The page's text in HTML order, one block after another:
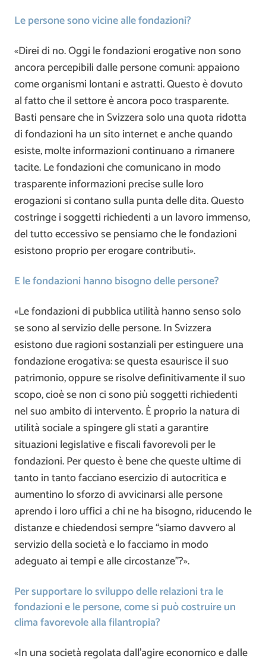
Le persone sono vicine alle fondazioni?
«Direi di no. Oggi le fondazioni erogative non sono
ancora percepibili dalle persone comuni: appaiono
come organismi lontani e astratti. Questo è dovuto
al fatto che il settore è ancora poco trasparente.
Basti pensare che in Svizzera solo una quota ridotta
di fondazioni ha un sito internet e anche quando
esiste, molte informazioni continuano a rimanere
tacite. Le fondazioni che comunicano in modo
trasparente informazioni precise sulle loro
erogazioni si contano sulla punta delle dita. Questo
costringe i soggetti richiedenti a un lavoro immenso,
del tutto eccessivo se pensiamo che le fondazioni
esistono proprio per erogare contributi».
E le fondazioni hanno bisogno delle persone?
«Le fondazioni di pubblica utilità hanno senso solo
se sono al servizio delle persone. In Svizzera
esistono due ragioni sostanziali per estinguere una
fondazione erogativa: se questa esaurisce il suo
patrimonio, oppure se risolve definitivamente il suo
scopo, cioè se non ci sono più soggetti richiedenti
nel suo ambito di intervento. È proprio la natura di
utilità sociale a spingere gli stati a garantire
situazioni legislative e fiscali favorevoli per le
fondazioni. Per questo è bene che queste ultime di
tanto in tanto facciano esercizio di autocritica e
aumentino lo sforzo di avvicinarsi alle persone
aprendo i loro uffici a chi ne ha bisogno, riducendo le
distanze e chiedendosi sempre “siamo davvero al
servizio della società e lo facciamo in modo
adeguato ai tempi e alle circostanze”?».
Per supportare lo sviluppo delle relazioni tra le
fondazioni e le persone, come si può costruire un
clima favorevole alla filantropia?
«In una società regolata dall’agire economico e dalle